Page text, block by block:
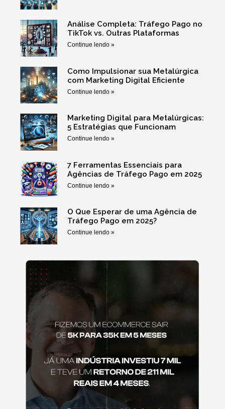
Análise Completa: Tráfego Pago no
TikTok vs. Outras Plataformas
Continue lendo »
Como Impulsionar sua Metalúrgica
com Marketing Digital Eficiente
Continue lendo »
Marketing Digital para Metalúrgicas:
5 Estratégias que Funcionam
Continue lendo »
7 Ferramentas Essenciais para
Agências de Tráfego Pago em 2025
Continue lendo »
O Que Esperar de uma Agência de
Tráfego Pago em 2025?
Continue lendo »